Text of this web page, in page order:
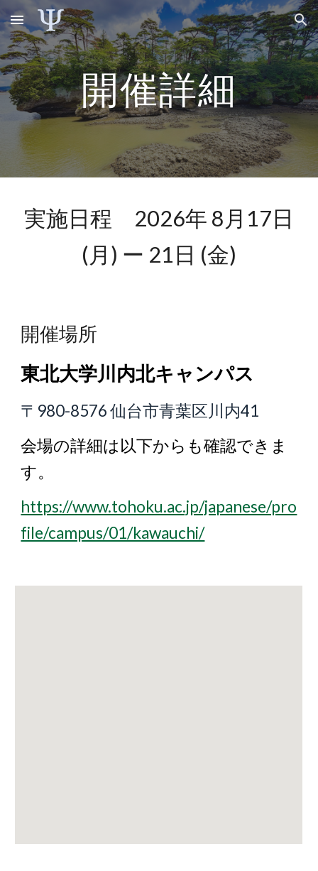
Skip to main content Skip to navigation
開催詳細
実施日程 2026年 8月17日
(月) ー 21日 (金)
開催場所
東北大学川内北キャンパス
〒980-8576 仙台市青葉区川内41
会場の詳細は以下からも確認できま
す。
https://www.tohoku.ac.jp/japanese/pro
file/campus/01/kawauchi/